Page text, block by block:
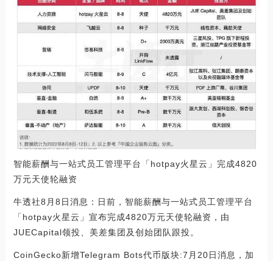
智能薪酬与一站式员工管理平台「hotpay火星云」完成4820
万元天使轮融资
牛透社8月8日消息：日前，智能薪酬与一站式员工管理平台
「hotpay火星云」宣布完成4820万元天使轮融资，由
JUECapital领投、美差集团及创始团队跟投。
CoinGecko新增Telegram Bots代币版块:7月20日消息，加